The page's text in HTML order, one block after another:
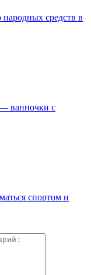
средств в
ванночки с
спортом и